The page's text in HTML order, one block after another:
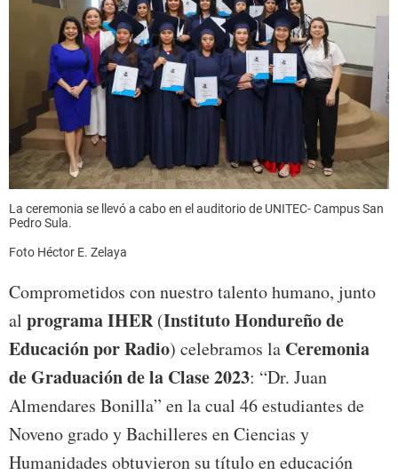
La ceremonia se llevó a cabo en el auditorio de UNITEC- Campus San
Pedro Sula.
Foto Héctor E. Zelaya
Comprometidos con nuestro talento humano, junto
al programa IHER(Instituto Hondureño de
Educación por Radio) celebramos la Ceremonia
de Graduación de la Clase 2023: “Dr. Juan
Almendares Bonilla” en la cual 46 estudiantes de
Noveno grado y Bachilleres en Ciencias y
Humanidades obtuvieron su título en educación